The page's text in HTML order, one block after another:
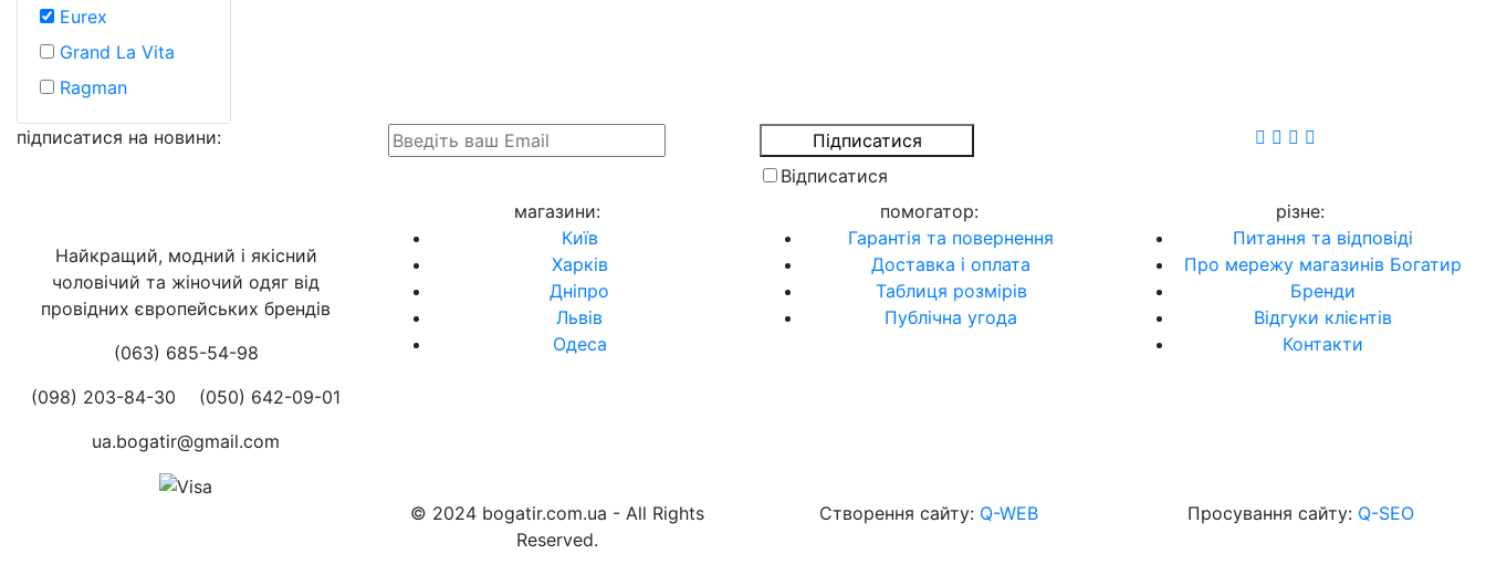
Eurex
Grand La Vita
Ragman
підписатися на новини:
Відписатися
Найкращий, модний і якісний
чоловічий та жіночий одяг від
провідних європейських брендів
(063) 685-54-98
(098) 203-84-30
(050) 642-09-01
ua.bogatir@gmail.com
магазини:
Київ
Харків
Дніпро
Львів
Одеса
помогатор:
Гарантія та повернення
Доставка і оплата
Таблиця розмірів
Публічна угода
різне:
Питання та відповіді
Про мережу магазинів Богатир
Бренди
Відгуки клієнтів
Контакти
© 2024 bogatir.com.ua - All Rights
Reserved.
Створення сайту: Q-WEB Просування сайту: Q-SEO